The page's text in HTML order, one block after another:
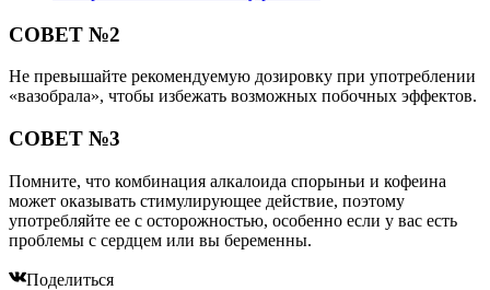
СОВЕТ №2
Не превышайте рекомендуемую дозировку при употреблении
«вазобрала», чтобы избежать возможных побочных эффектов.
СОВЕТ №3
Помните, что комбинация алкалоида спорыньи и кофеина
может оказывать стимулирующее действие, поэтому
употребляйте ее с осторожностью, особенно если у вас есть
проблемы с сердцем или вы беременны.
Поделиться